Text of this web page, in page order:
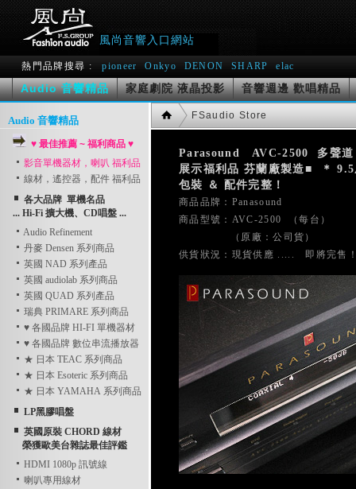
風尚音響入口網站
熱門品牌搜尋 : pioneer Onkyo DENON SHARP elac
Audio 音響精品 家庭劇院 液晶投影 音響週邊 歡唱精品
Audio 音響精品
♥ 最佳推薦 ~ 福利商品 ♥
影音單機器材，喇叭 福利品
線材，遙控器，配件 福利品
各大品牌 單機名品
... Hi-Fi 擴大機、CD唱盤 ...
Audio Refinement
丹麥 Densen 系列商品
英國 NAD 系列產品
英國 audiolab 系列商品
英國 QUAD 系列產品
瑞典 PRIMARE 系列商品
♥ 各國品牌 HI-FI 單機器材
♥ 各國品牌 數位串流播放器
★ 日本 TEAC 系列商品
★ 日本 Esoteric 系列商品
★ 日本 YAMAHA 系列商品
LP黑膠唱盤
英國原裝 CHORD 線材
榮獲歐美台雜誌最佳評鑑
HDMI 1080p 訊號線
喇叭專用線材
FSaudio Store
Parasound   AVC-2500  多聲
展示福利品 芬蘭廠製造■  ＊
包裝 ＆ 配件完整！
商品品牌：Panasound
商品型號：AVC-2500  （每台）
（原廠：公司貨）